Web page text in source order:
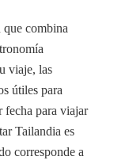
combina
viaje, las
útiles para
fecha para viajar
Tailandia es
corresponde a